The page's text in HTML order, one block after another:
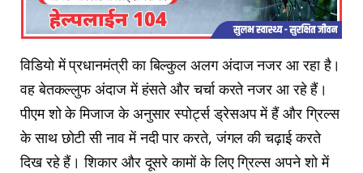
विडियो में प्रधानमंत्री का बिल्कुल अलग अंदाज नजर आ रहा है।
वह बेतकल्लुफ अंदाज में हंसते और चर्चा करते नजर आ रहे हैं।
पीएम शो के मिजाज के अनुसार स्पोर्ट्स ड्रेसअप में हैं और ग्रिल्स
के साथ छोटी सी नाव में नदी पार करते, जंगल की चढ़ाई करते
दिख रहे हैं। शिकार और दूसरे कामों के लिए ग्रिल्स अपने शो में